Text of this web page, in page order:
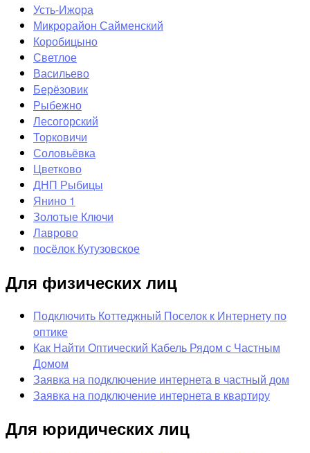
Усть-Ижора
Микрорайон Сайменский
Коробицыно
Светлое
Васильево
Берёзовик
Рыбежно
Лесогорский
Торковичи
Соловьёвка
Цветково
ДНП Рыбицы
Янино 1
Золотые Ключи
Лаврово
посёлок Кутузовское
Для физических лиц
Подключить Коттеджный Поселок к Интернету по
оптике
Как Найти Оптический Кабель Рядом с Частным
Домом
Заявка на подключение интернета в частный дом
Заявка на подключение интернета в квартиру
Для юридических лиц